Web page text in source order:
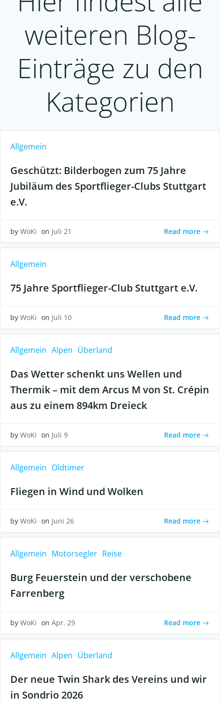
weiteren Blog-
Einträge zu den
Kategorien
Allgemein
Geschützt: Bilderbogen zum 75 Jahre
Jubiläum des Sportflieger-Clubs Stuttgart
e.V.
by WoKi on Juli 21 Read more
Allgemein
75 Jahre Sportflieger-Club Stuttgart e.V.
by WoKi on Juli 10 Read more
Allgemein Alpen Überland
Das Wetter schenkt uns Wellen und
Thermik – mit dem Arcus M von St. Crépin
aus zu einem 894km Dreieck
by WoKi on Juli 9 Read more
Allgemein Oldtimer
Fliegen in Wind und Wolken
by WoKi on Juni 26 Read more
Allgemein Motorsegler Reise
Burg Feuerstein und der verschobene
Farrenberg
by WoKi on Apr. 29 Read more
Allgemein Alpen Überland
Der neue Twin Shark des Vereins und wir
in Sondrio 2026